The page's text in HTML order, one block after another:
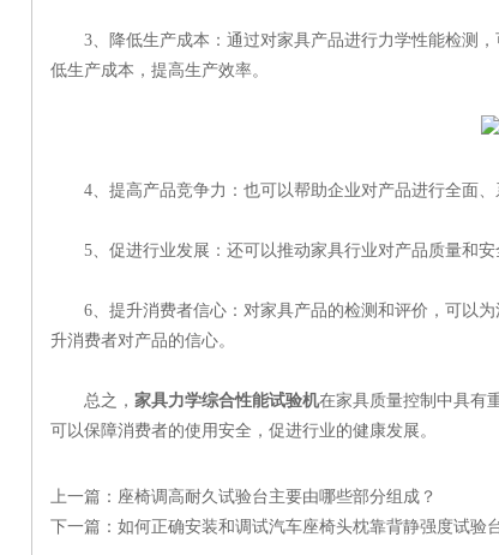
3、降低生产成本：通过对家具产品进行力学性能检测，
低生产成本，提高生产效率。
4、提高产品竞争力：也可以帮助企业对产品进行全面、
5、促进行业发展：还可以推动家具行业对产品质量和安
6、提升消费者信心：对家具产品的检测和评价，可以为
升消费者对产品的信心。
总之， 家具力学综合性能试验机在家具质量控制中具有
可以保障消费者的使用安全，促进行业的健康发展。
上一篇： 座椅调高耐久试验台主要由哪些部分组成？
下一篇： 如何正确安装和调试汽车座椅头枕靠背静强度试验